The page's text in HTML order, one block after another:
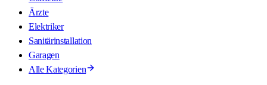
Ärzte
Elektriker
Sanitärinstallation
Garagen
Alle Kategorien